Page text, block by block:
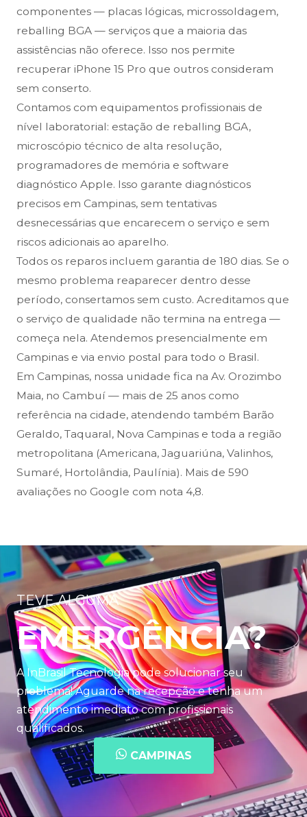
componentes — placas lógicas, microssoldagem,
reballing BGA — serviços que a maioria das
assistências não oferece. Isso nos permite
recuperar iPhone 15 Pro que outros consideram
sem conserto.
Contamos com equipamentos profissionais de
nível laboratorial: estação de reballing BGA,
microscópio técnico de alta resolução,
programadores de memória e software
diagnóstico Apple. Isso garante diagnósticos
precisos em Campinas, sem tentativas
desnecessárias que encarecem o serviço e sem
riscos adicionais ao aparelho.
Todos os reparos incluem garantia de 180 dias. Se o
mesmo problema reaparecer dentro desse
período, consertamos sem custo. Acreditamos que
o serviço de qualidade não termina na entrega —
começa nela. Atendemos presencialmente em
Campinas e via envio postal para todo o Brasil.
Em Campinas, nossa unidade fica na Av. Orozimbo
Maia, no Cambuí — mais de 25 anos como
referência na cidade, atendendo também Barão
Geraldo, Taquaral, Nova Campinas e toda a região
metropolitana (Americana, Jaguariúna, Valinhos,
Sumaré, Hortolândia, Paulínia). Mais de 590
avaliações no Google com nota 4,8.
TEVE ALGUMA
EMERGÊNCIA?
A InBrasil Tecnologia pode solucionar seu
problema! Aguarde na recepção e tenha um
atendimento imediato com profissionais
qualificados.
CAMPINAS